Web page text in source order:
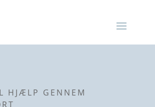
HJÆLP GENNEM